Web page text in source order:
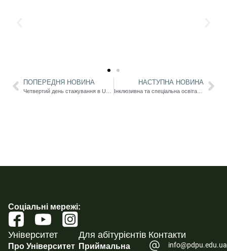
ПОПЕРЕДНЯ НОВИНА НАСТУПНА НОВИНА
Інклюзивна та спеціальна освіта в умовах сучасних викликів: участь Університету Ушинського у Всеукраїнській конференції
Соціальні мережі:
Університет
Про Університет
Для абітурієнтів
Приймальна
Контакти
info@pdpu.edu.ua